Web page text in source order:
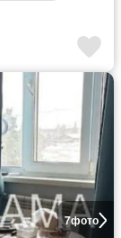
7фото